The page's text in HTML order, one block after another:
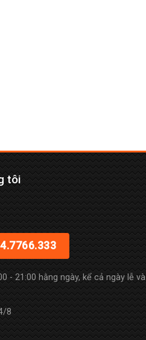
tôi
- 21:00 hằng ngày, kể cả ngày lễ và
8